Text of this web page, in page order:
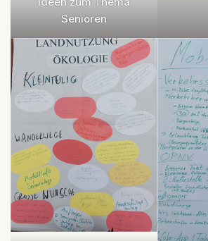
Senioren